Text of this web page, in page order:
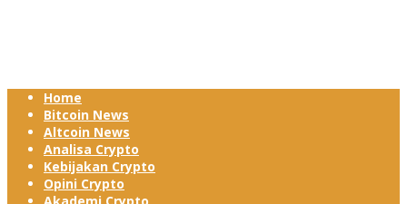
Home
Bitcoin News
Altcoin News
Analisa Crypto
Kebijakan Crypto
Opini Crypto